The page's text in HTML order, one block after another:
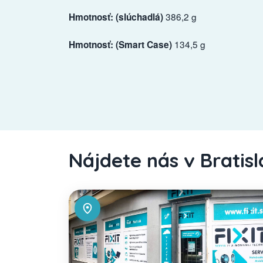
Hmotnosť: (slúchadlá)386,2 g
Hmotnosť: (Smart Case) 134,5 g
Nájdete nás v